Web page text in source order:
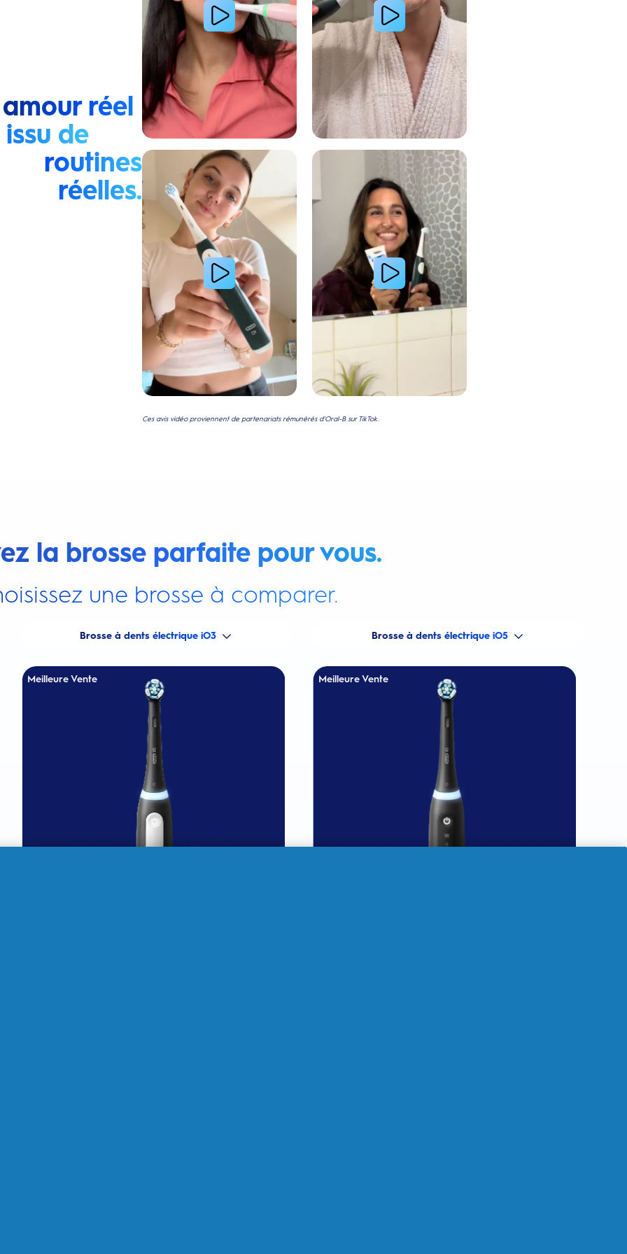
réel
issu de
routines
réelles.
Lire la vidéo : La routine du matin d’une jeune femme avec le système de brosse à dents électrique Oral-B
Lire la vidéo : Le secret d’une jeune femme pour des dents plus blanches
Ces avis vidéo proviennent de partenariats rémunérés d'Oral-B sur TikTok.
la brosse parfaite pour vous.
une brosse à comparer.
Brosse à dents électrique iO3
Meilleure Vente
Brosse à dents électrique iO5
Meilleure Vente